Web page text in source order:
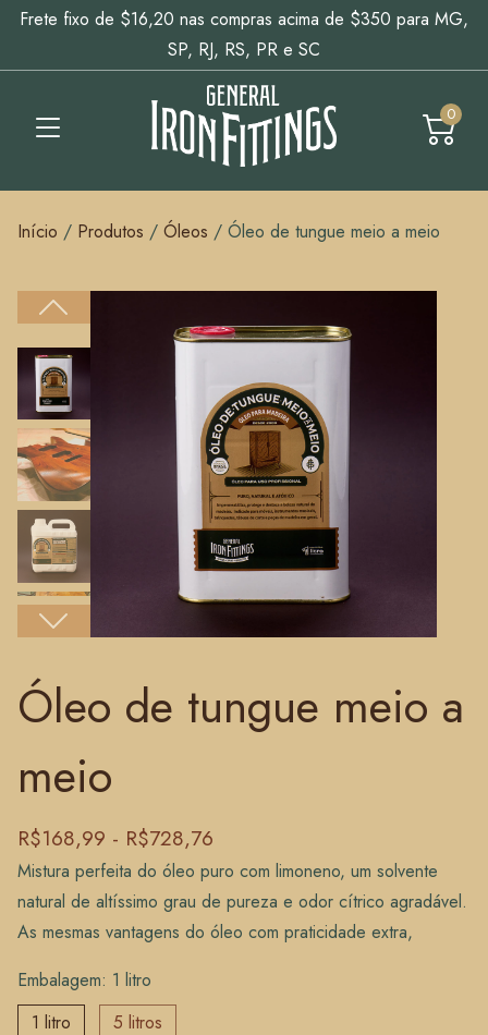
Frete fixo de $16,20 nas compras acima de $350 para MG,
SP, RJ, RS, PR e SC
0
Início / Produtos / Óleos / Óleo de tungue meio a meio
Anterior
Próximo
Óleo de tungue meio a
meio
R$168,99 - R$728,76
Mistura perfeita do óleo puro com limoneno, um solvente
natural de altíssimo grau de pureza e odor cítrico agradável.
As mesmas vantagens do óleo com praticidade extra,
Embalagem: 1 litro
1 litro
5 litros